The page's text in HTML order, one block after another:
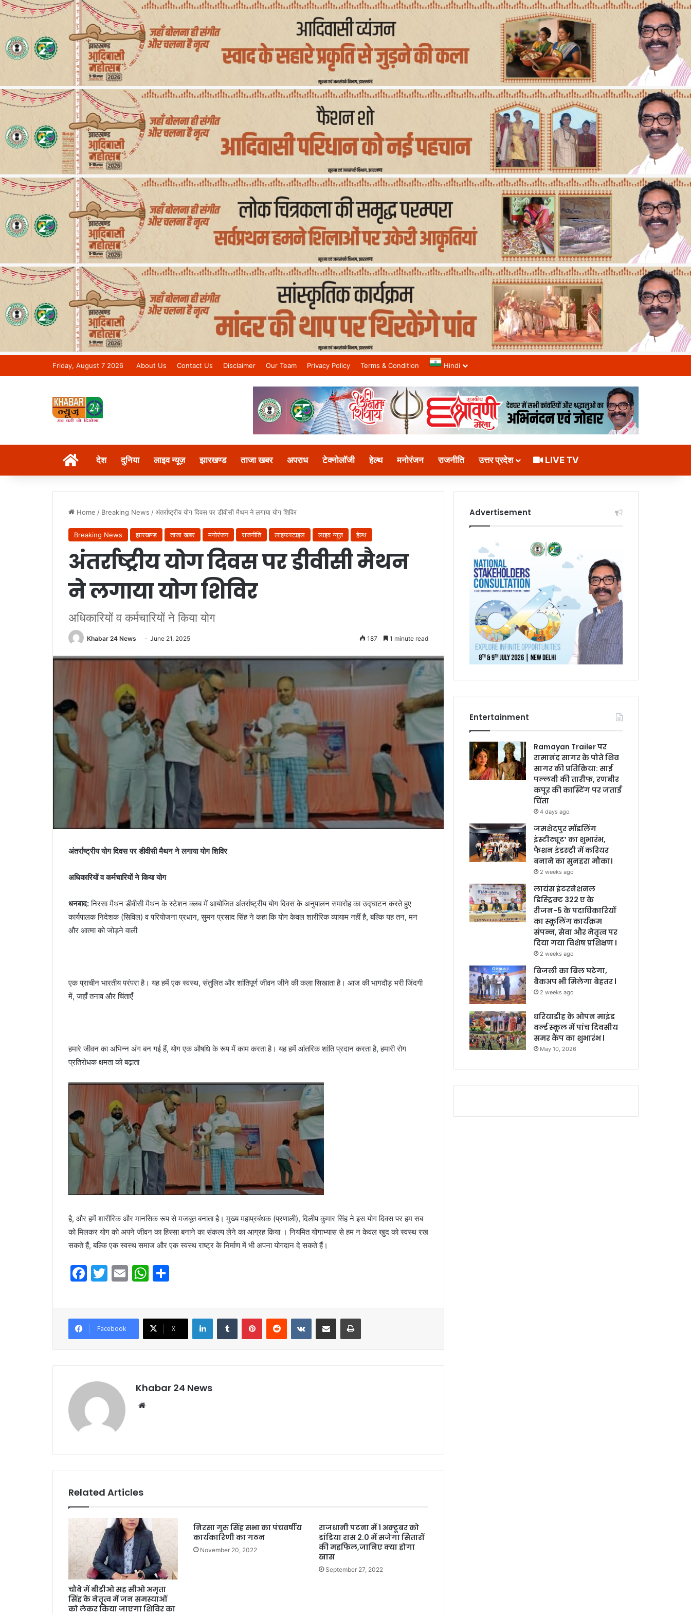
Friday, August 7 2026 About Us Contact Us Disclaimer Our Team Privacy Policy Terms & Condition Hindi
Khabar 24 News Tv | Bihar/Jharkhand No.1 News Channel
देश दुनिया लाइव न्यूज़ झारखण्ड ताजा खबर अपराध टेक्नोलॉजी हेल्थ मनोरंजन राजनीति उत्तर प्रदेश LIVE TV
Home / Breaking News /अंतर्राष्ट्रीय योग दिवस पर डीवीसी मैथन ने लगाया योग शिविर
Breaking News झारखण्ड ताजा खबर मनोरंजन राजनीति लाइफस्टाइल लाइव न्यूज़ हेल्थ
अंतर्राष्ट्रीय योग दिवस पर डीवीसी मैथन
ने लगाया योग शिविर
अधिकारियों व कर्मचारियों ने किया योग
Khabar 24 News June 21, 2025 187 1 minute read
अंतर्राष्ट्रीय योग दिवस पर डीवीसी मैथन ने लगाया योग शिविर
अधिकारियों व कर्मचारियों ने किया योग
धनबाद:निरसा मैथन डीवीसी मैथन के स्टेशन क्लब में आयोजित अंतर्राष्ट्रीय योग दिवस के अनुपालन समारोह का उद्घाटन करते हुए
कार्यपालक निदेशक (सिविल) व परियोजना प्रधान, सुमन प्रसाद सिंह ने कहा कि योग केवल शारीरिक व्यायाम नहीं है, बल्कि यह तन, मन
और आत्मा को जोड़ने वाली
एक प्राचीन भारतीय परंपरा है। यह हमें एक स्वस्थ, संतुलित और शांतिपूर्ण जीवन जीने की कला सिखाता है। आज की भागदौड़ भरी जिंदगी
में, जहाँ तनाव और चिंताएँ
हमारे जीवन का अभिन्न अंग बन गई हैं, योग एक औषधि के रूप में काम करता है। यह हमें आंतरिक शांति प्रदान करता है, हमारी रोग
प्रतिरोधक क्षमता को बढ़ाता
है, और हमें शारीरिक और मानसिक रूप से मजबूत बनाता है। मुख्य महाप्रबंधक (प्रणाली), दिलीप कुमार सिंह ने इस योग दिवस पर हम सब
को मिलकर योग को अपने जीवन का हिस्सा बनाने का संकल्प लेने का आग्रह किया । नियमित योगाभ्यास से हम न केवल खुद को स्वस्थ रख
सकते हैं, बल्कि एक स्वस्थ समाज और एक स्वस्थ राष्ट्र के निर्माण में भी अपना योगदान दे सकते हैं।
F
c
e
b
o
o
k
T
itt
er
E
ai
l
W
at
s
A
p
p
ar
e
Facebook X
LinkedInTumblr PinterestReddit VKontakteShare via Email Print
Khabar 24 News
Related Articles
चौबे में बीडीओ सह सीओ अमृता
सिंह के नेतृत्व में जन समस्याओं
को लेकर किया जाएगा शिविर का
निरसा गुरु सिंह सभा का पंचवर्षीय
कार्यकारिणी का गठन
November 20, 2022
राजधानी पटना में 1 अक्टूबर को
डांडिया रास 2.0 में सजेगा सितारों
की महफिल,जानिए क्या होगा
खास
September 27, 2022
Advertisement
Entertainment
Ramayan Trailer पर
रामानंद सागर के पोते शिव
सागर की प्रतिक्रिया: साई
पल्लवी की तारीफ, रणबीर
कपूर की कास्टिंग पर जताई
चिंता
4 days ago
जमशेदपुर मॉडलिंग
इंस्टीट्यूट’ का शुभारंभ,
फैशन इंडस्ट्री में करियर
बनाने का सुनहरा मौका।
2 weeks ago
लायंस इंटरनेशनल
डिस्ट्रिक्ट 322 ए के
रीजन-5 के पदाधिकारियों
का स्कूलिंग कार्यक्रम
संपन्न, सेवा और नेतृत्व पर
दिया गया विशेष प्रशिक्षण l
2 weeks ago
बिजली का बिल घटेगा,
बैकअप भी मिलेगा बेहतर l
2 weeks ago
धरियाडीह के ओपन माइंड
वर्ल्ड स्कूल में पांच दिवसीय
समर कैंप का शुभारंभ l
May 10, 2026